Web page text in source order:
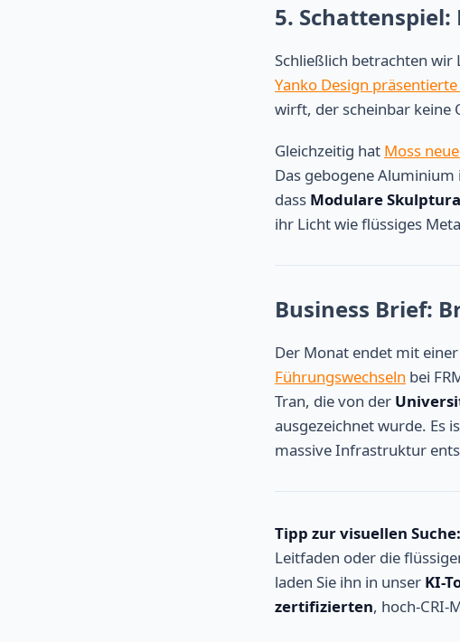
5. Schattenspiel:
Schließlich betrachten wir
Yanko Design
wirft, der scheinbar keine
Gleichzeitig hat Moss
Das gebogene
dass Modulare
ihr Licht wie flüssiges
Business Brief:
Der Monat endet mit
Führungswechseln bei
Tran, die von der
ausgezeichnet wurde. Es
massive Infrastruktur
Tipp zur visuellen Suche:
Leitfaden oder die
laden Sie ihn in unser KI-
zertifizierten, hoch-CRI-